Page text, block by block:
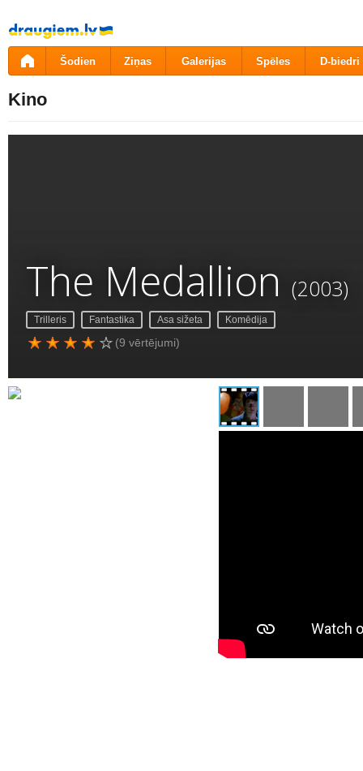
Pāriet
uz
saturu
Šodien Ziņas Galerijas Spēles D-biedri
Kino
The Medallion (2003)
Trilleris Fantastika Asa sižeta Komēdija
(9 vērtējumi)